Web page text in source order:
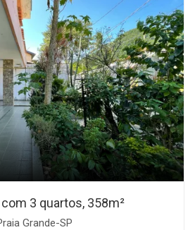
3 quartos, 358m²
Grande-SP